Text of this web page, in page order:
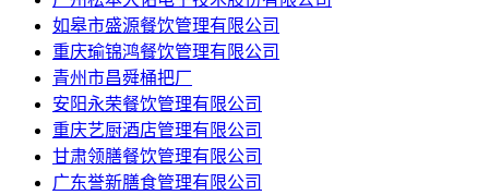
如皋市盛源餐饮管理有限公司
重庆瑜锦鸿餐饮管理有限公司
青州市昌舜桶把厂
安阳永荣餐饮管理有限公司
重庆艺厨酒店管理有限公司
甘肃领膳餐饮管理有限公司
广东誉新膳食管理有限公司